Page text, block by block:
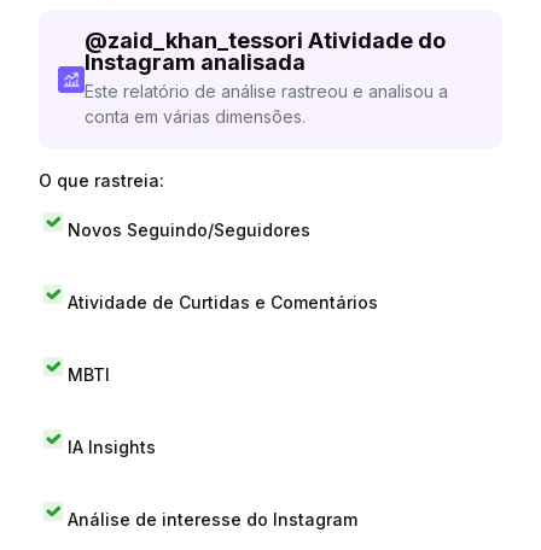
@zaid_khan_tessori Atividade do
Instagram analisada
Este relatório de análise rastreou e analisou a
conta em várias dimensões.
O que rastreia:
Novos Seguindo/Seguidores
Atividade de Curtidas e Comentários
MBTI
IA Insights
Análise de interesse do Instagram